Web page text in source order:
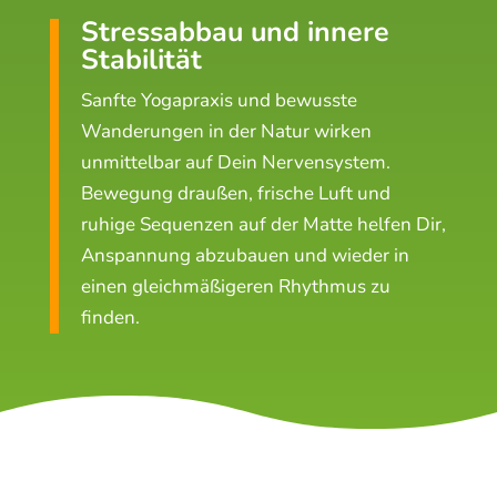
Stressabbau und innere
Stabilität
Sanfte Yogapraxis und bewusste
Wanderungen in der Natur wirken
unmittelbar auf Dein Nervensystem.
Bewegung draußen, frische Luft und
ruhige Sequenzen auf der Matte helfen Dir,
Anspannung abzubauen und wieder in
einen gleichmäßigeren Rhythmus zu
finden.